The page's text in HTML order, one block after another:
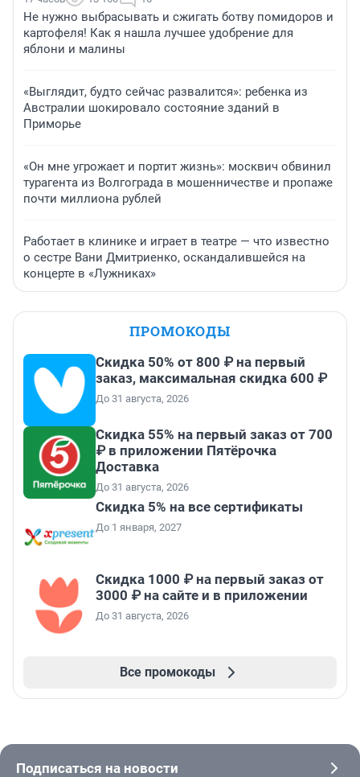
Не нужно выбрасывать и сжигать ботву помидоров и
картофеля! Как я нашла лучшее удобрение для
яблони и малины
«Выглядит, будто сейчас развалится»: ребенка из
Австралии шокировало состояние зданий в
Приморье
«Он мне угрожает и портит жизнь»: москвич обвинил
турагента из Волгограда в мошенничестве и пропаже
почти миллиона рублей
Работает в клинике и играет в театре — что известно
о сестре Вани Дмитриенко, оскандалившейся на
концерте в «Лужниках»
ПРОМОКОДЫ
Скидка 50% от 800 ₽ на первый
заказ, максимальная скидка 600 ₽
До 31 августа, 2026
Скидка 55% на первый заказ от 700
₽ в приложении Пятёрочка
Доставка
До 31 августа, 2026
Скидка 5% на все сертификаты
До 1 января, 2027
Скидка 1000 ₽ на первый заказ от
3000 ₽ на сайте и в приложении
До 31 августа, 2026
Все промокоды
Подписаться на новости